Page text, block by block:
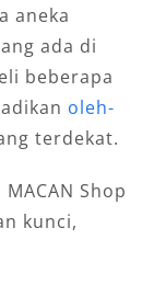
aneka
ada di
beberapa
oleh-
terdekat.
Shop
kunci,